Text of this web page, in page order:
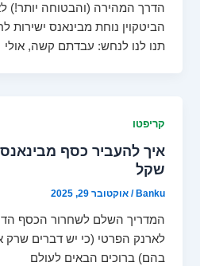
הדרך המהירה (והבטוחה יותר!)
הביטקוין נוחת מבינאנס ישירות
תנו לנו לנחש: עבדתם קשה, אולי
קריפטו
איך להעביר כסף
שקל
Banku
/אוקטובר 29, 2025
המדריך השלם לשחרור הכסף
לארנק הפרטי (כי יש דברים שרק
בהם) ברוכים הבאים לעולם